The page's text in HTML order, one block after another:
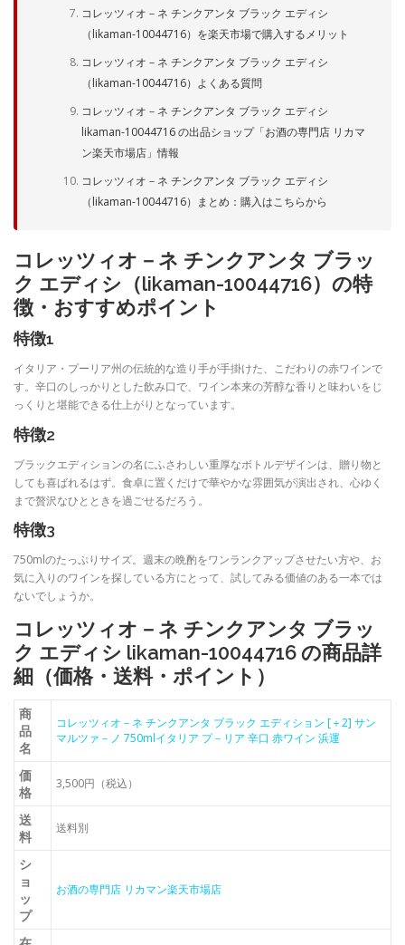
コレッツィオ－ネ チンクアンタ ブラック エディシ
（likaman-10044716）を楽天市場で購入するメリット
コレッツィオ－ネ チンクアンタ ブラック エディシ
（likaman-10044716）よくある質問
コレッツィオ－ネ チンクアンタ ブラック エディシ
likaman-10044716 の出品ショップ「お酒の専門店 リカマ
ン楽天市場店」情報
コレッツィオ－ネ チンクアンタ ブラック エディシ
（likaman-10044716）まとめ：購入はこちらから
コレッツィオ－ネ チンクアンタ ブラッ
ク エディシ（likaman-10044716）の特
徴・おすすめポイント
特徴1
イタリア・プーリア州の伝統的な造り手が手掛けた、こだわりの赤ワインで
す。辛口のしっかりとした飲み口で、ワイン本来の芳醇な香りと味わいをじ
っくりと堪能できる仕上がりとなっています。
特徴2
ブラックエディションの名にふさわしい重厚なボトルデザインは、贈り物と
しても喜ばれるはず。食卓に置くだけで華やかな雰囲気が演出され、心ゆく
まで贅沢なひとときを過ごせるだろう。
特徴3
750mlのたっぷりサイズ。週末の晩酌をワンランクアップさせたい方や、お
気に入りのワインを探している方にとって、試してみる価値のある一本では
ないでしょうか。
コレッツィオ－ネ チンクアンタ ブラッ
ク エディシ likaman-10044716 の商品詳
細（価格・送料・ポイント）
商
品
名
コレッツィオ－ネ チンクアンタ ブラック エディション [＋2] サン
マルツァ－ノ 750mlイタリア プ－リア 辛口 赤ワイン 浜運
価
格
3,500円（税込）
送
料
送料別
シ
ョ
ッ
プ
お酒の専門店 リカマン楽天市場店